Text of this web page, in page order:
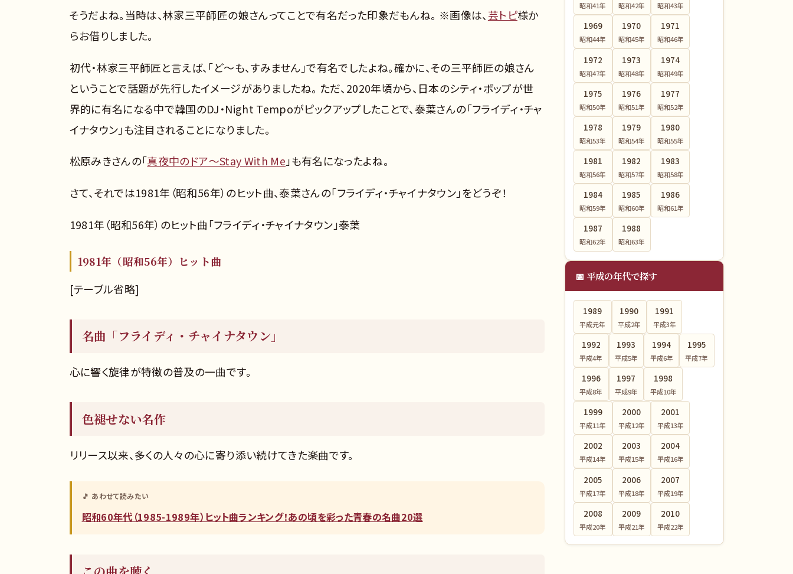
そうだよね。当時は、林家三平師匠の娘さんってことで有名だった印象だもんね。 ※画像は、 芸トピ様か
らお借りしました。
初代・林家三平師匠と言えば、「ど～も、すみません」で有名でしたよね。確かに、その三平師匠の娘さん
ということで話題が先行したイメージがありましたね。 ただ、2020年頃から、日本のシティ・ポップが世
界的に有名になる中で韓国のDJ・Night Tempoがピックアップしたことで、泰葉さんの「フライディ・チャ
イナタウン」も注目されることになりました。
松原みきさんの「真夜中のドア〜Stay With Me」も有名になったよね。
さて、それでは1981年（昭和56年）のヒット曲、泰葉さんの「フライディ・チャイナタウン」をどうぞ！
1981年（昭和56年）のヒット曲「フライディ・チャイナタウン」泰葉
1981年（昭和56年）ヒット曲
[テーブル省略]
名曲「フライディ・チャイナタウン」
心に響く旋律が特徴の普及の一曲です。
色褪せない名作
リリース以来、多くの人々の心に寄り添い続けてきた楽曲です。
🎵 あわせて読みたい
昭和60年代（1985-1989年）ヒット曲ランキング！あの頃を彩った青春の名曲20選
昭和41年 昭和42年 昭和43年
1969
昭和44年
1970
昭和45年
1971
昭和46年
1972
昭和47年
1973
昭和48年
1974
昭和49年
1975
昭和50年
1976
昭和51年
1977
昭和52年
1978
昭和53年
1979
昭和54年
1980
昭和55年
1981
昭和56年
1982
昭和57年
1983
昭和58年
1984
昭和59年
1985
昭和60年
1986
昭和61年
1987
昭和62年
1988
昭和63年
📅 平成の年代で探す
1989
平成元年
1990
平成2年
1991
平成3年
1992
平成4年
1993
平成5年
1994
平成6年
1995
平成7年
1996
平成8年
1997
平成9年
1998
平成10年
1999
平成11年
2000
平成12年
2001
平成13年
2002
平成14年
2003
平成15年
2004
平成16年
2005
平成17年
2006
平成18年
2007
平成19年
2008
平成20年
2009
平成21年
2010
平成22年